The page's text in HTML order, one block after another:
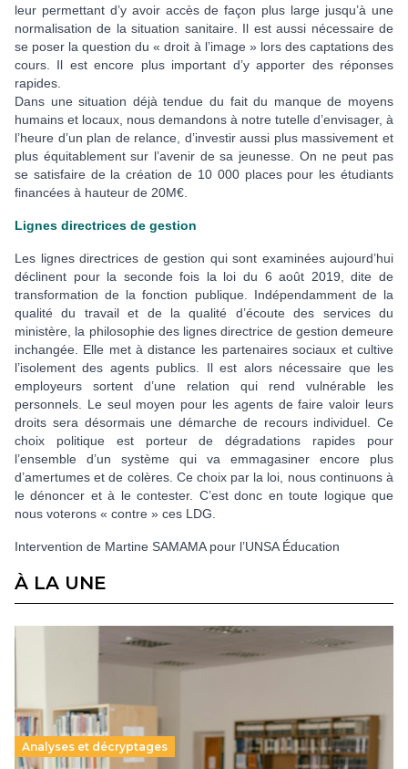
leur permettant d’y avoir accès de façon plus large jusqu’à une
normalisation de la situation sanitaire. Il est aussi nécessaire de
se poser la question du « droit à l’image » lors des captations des
cours. Il est encore plus important d’y apporter des réponses
rapides.
Dans une situation déjà tendue du fait du manque de moyens
humains et locaux, nous demandons à notre tutelle d’envisager, à
l’heure d’un plan de relance, d’investir aussi plus massivement et
plus équitablement sur l’avenir de sa jeunesse. On ne peut pas
se satisfaire de la création de 10 000 places pour les étudiants
financées à hauteur de 20M€.
Lignes directrices de gestion
Les lignes directrices de gestion qui sont examinées aujourd’hui
déclinent pour la seconde fois la loi du 6 août 2019, dite de
transformation de la fonction publique. Indépendamment de la
qualité du travail et de la qualité d’écoute des services du
ministère, la philosophie des lignes directrice de gestion demeure
inchangée. Elle met à distance les partenaires sociaux et cultive
l’isolement des agents publics. Il est alors nécessaire que les
employeurs sortent d’une relation qui rend vulnérable les
personnels. Le seul moyen pour les agents de faire valoir leurs
droits sera désormais une démarche de recours individuel. Ce
choix politique est porteur de dégradations rapides pour
l’ensemble d’un système qui va emmagasiner encore plus
d’amertumes et de colères. Ce choix par la loi, nous continuons à
le dénoncer et à le contester. C’est donc en toute logique que
nous voterons « contre » ces LDG.
Intervention de Martine SAMAMA pour l’UNSA Éducation
À LA UNE
Analyses et décryptages